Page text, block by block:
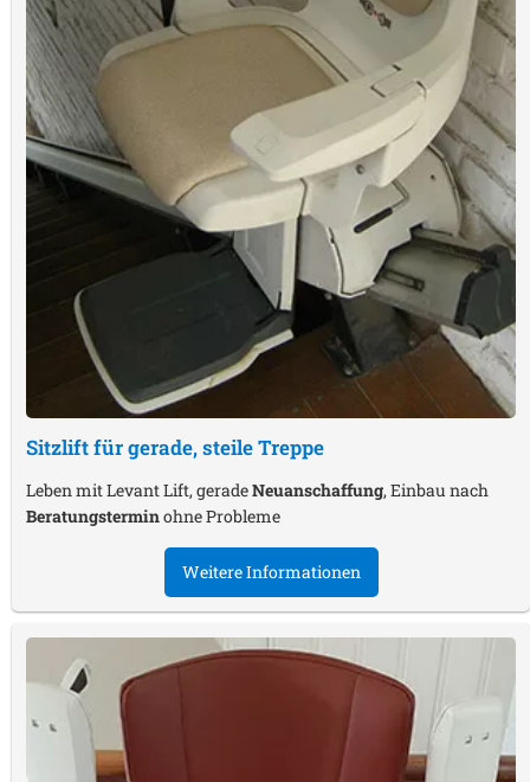
Sitzlift für gerade, steile Treppe
Leben mit Levant Lift, geradeNeuanschaffung, Einbau nach
Beratungsterminohne Probleme
Weitere Informationen